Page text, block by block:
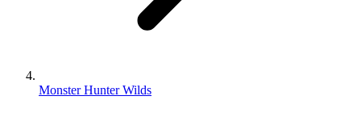
Monster Hunter Wilds